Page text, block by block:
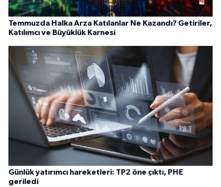
Temmuzda Halka Arza Katılanlar Ne Kazandı? Getiriler,
Katılımcı ve Büyüklük Karnesi
Günlük yatırımcı hareketleri: TP2 öne çıktı, PHE
geriledi